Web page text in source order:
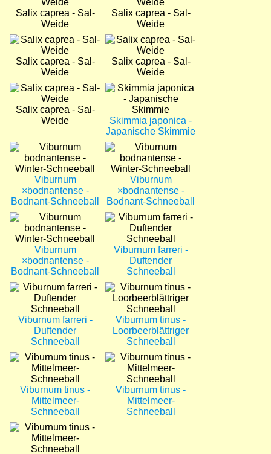
Salix caprea - Sal-
Weide
Salix caprea - Sal-
Weide
Bild
Salix caprea - Sal-
Weide
Bild
Salix caprea - Sal-
Weide
Bild
Salix caprea - Sal-
Weide
Bild
Skimmia japonica -
Japanische Skimmie
Bild
Viburnum
×bodnantense -
Bodnant-Schneeball
Bild
Viburnum
×bodnantense -
Bodnant-Schneeball
Bild
Viburnum
×bodnantense -
Bodnant-Schneeball
Bild
Viburnum farreri -
Duftender
Schneeball
Bild
Viburnum farreri -
Duftender
Schneeball
Bild
Viburnum tinus -
Loorbeerblättriger
Schneeball
Bild
Viburnum tinus -
Mittelmeer-
Schneeball
Bild
Viburnum tinus -
Mittelmeer-
Schneeball
Bild